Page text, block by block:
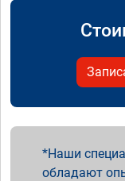
Наши
обладают